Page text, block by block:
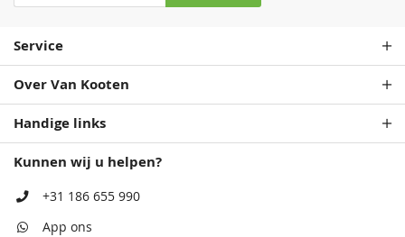
Service
Over Van Kooten
Handige links
Kunnen wij u helpen?
+31 186 655 990
App ons